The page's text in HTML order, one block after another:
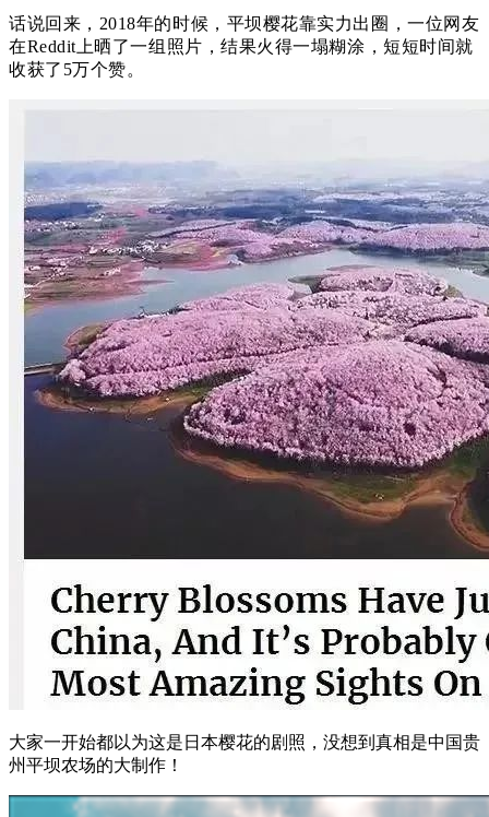
话说回来，2018年的时候，平坝樱花靠实力出圈，一位网友
在Reddit上晒了一组照片，结果火得一塌糊涂，短短时间就
收获了5万个赞。
大家一开始都以为这是日本樱花的剧照，没想到真相是中国贵
州平坝农场的大制作！